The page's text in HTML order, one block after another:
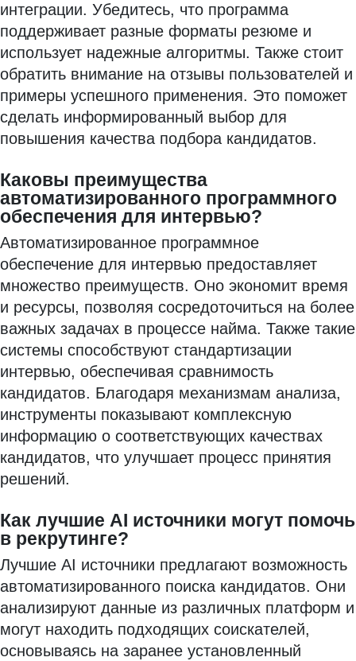
интеграции. Убедитесь, что программа
поддерживает разные форматы резюме и
использует надежные алгоритмы. Также стоит
обратить внимание на отзывы пользователей и
примеры успешного применения. Это поможет
сделать информированный выбор для
повышения качества подбора кандидатов.
Каковы преимущества
автоматизированного программного
обеспечения для интервью?
Автоматизированное программное
обеспечение для интервью предоставляет
множество преимуществ. Оно экономит время
и ресурсы, позволяя сосредоточиться на более
важных задачах в процессе найма. Также такие
системы способствуют стандартизации
интервью, обеспечивая сравнимость
кандидатов. Благодаря механизмам анализа,
инструменты показывают комплексную
информацию о соответствующих качествах
кандидатов, что улучшает процесс принятия
решений.
Как лучшие AI источники могут помочь
в рекрутинге?
Лучшие AI источники предлагают возможность
автоматизированного поиска кандидатов. Они
анализируют данные из различных платформ и
могут находить подходящих соискателей,
основываясь на заранее установленный